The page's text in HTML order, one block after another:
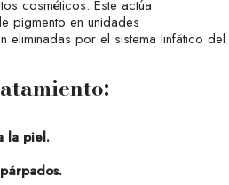
cosméticos. Este actúa
pigmento en unidades
eliminadas por el sistema linfático del
la piel.